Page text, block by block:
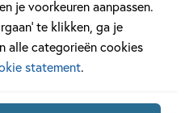
je voorkeuren aanpassen.
te klikken, ga je
alle categorieën cookies
statement.
serie